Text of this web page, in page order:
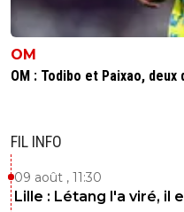
OM
OM : Todibo et Paixao,
FIL INFO
09 août , 11:30
Lille : Létang l'a viré, il